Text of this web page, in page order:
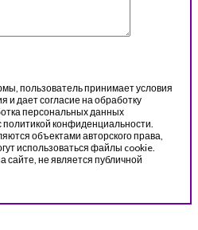
пользователь принимает условия
и дает согласие на обработку
персональных данных
политикой конфиденциальности.
объектами авторского права,
использоваться файлы cookie.
не является публичной